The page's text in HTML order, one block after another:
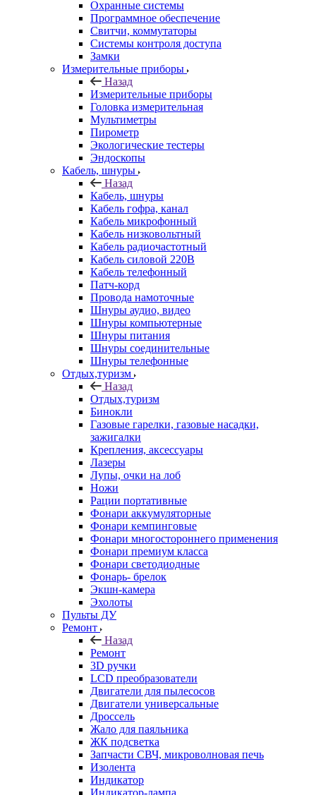
Охранные системы
Программное обеспечение
Свитчи, коммутаторы
Системы контроля доступа
Замки
Измерительные приборы
Назад
Измерительные приборы
Головка измерительная
Мультиметры
Пирометр
Экологические тестеры
Эндоскопы
Кабель, шнуры
Назад
Кабель, шнуры
Кабель гофра, канал
Кабель микрофонный
Кабель низковольтный
Кабель радиочастотный
Кабель силовой 220В
Кабель телефонный
Патч-корд
Провода намоточные
Шнуры аудио, видео
Шнуры компьютерные
Шнуры питания
Шнуры соединительные
Шнуры телефонные
Отдых,туризм
Назад
Отдых,туризм
Бинокли
Газовые гарелки, газовые насадки,
зажигалки
Крепления, аксессуары
Лазеры
Лупы, очки на лоб
Ножи
Рации портативные
Фонари аккумуляторные
Фонари кемпинговые
Фонари многостороннего применения
Фонари премиум класса
Фонари светодиодные
Фонарь- брелок
Экшн-камера
Эхолоты
Пульты ДУ
Ремонт
Назад
Ремонт
3D ручки
LCD преобразователи
Двигатели для пылесосов
Двигатели универсальные
Дроссель
Жало для паяльника
ЖК подсветка
Запчасти СВЧ, микроволновая печь
Изолента
Индикатор
Индикатор-лампа